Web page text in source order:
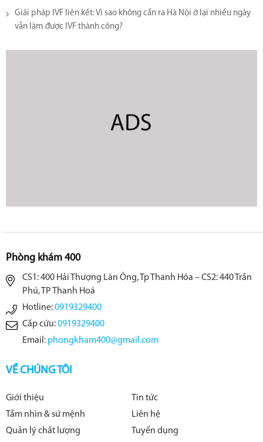
Giải pháp IVF liên kết: Vì sao không cần ra Hà Nội ở lại nhiều ngày
vẫn làm được IVF thành công?
Phòng khám 400
CS1: 400 Hải Thượng Lãn Ông, Tp Thanh Hóa – CS2: 440 Trần
Phú, TP Thanh Hoá
Hotline:0919329400
Cấp cứu:0919329400
Email: phongkham400@gmail.com
VỀ CHÚNG TÔI
Giới thiệu
Tin tức
Tầm nhìn & sứ mệnh
Liên hệ
Quản lý chất lượng
Tuyển dụng